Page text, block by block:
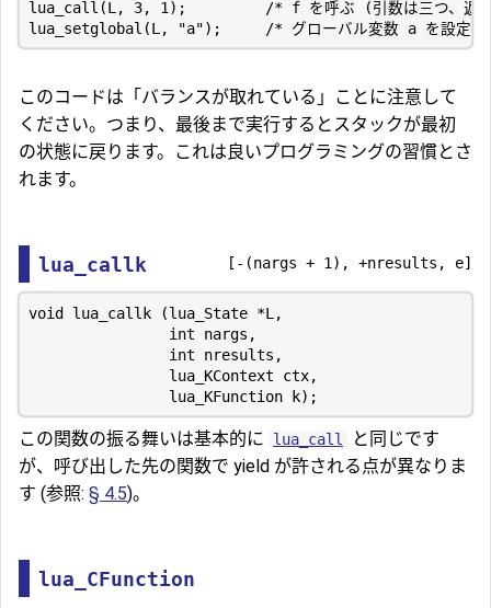
lua_call(L, 3, 1);         /* f を呼ぶ (引数は三つ、返り
このコードは「バランスが取れている」ことに注意して
ください。つまり、最後まで実行するとスタックが最初
の状態に戻ります。これは良いプログラミングの習慣とさ
れます。
lua_callk [-(nargs + 1), +nresults, e]
void lua_callk (lua_State *L,
                int nargs,
                int nresults,
                lua_KContext ctx,
この関数の振る舞いは基本的に lua_call
と同じです
が、呼び出した先の関数で yield が許される点が異なりま
す (参照: § 4.5)。
lua_CFunction